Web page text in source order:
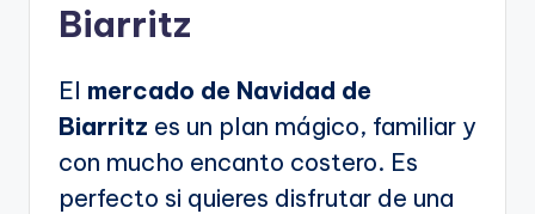
Biarritz
El mercado de Navidad de
Biarritz es un plan mágico, familiar y
con mucho encanto costero. Es
perfecto si quieres disfrutar de una